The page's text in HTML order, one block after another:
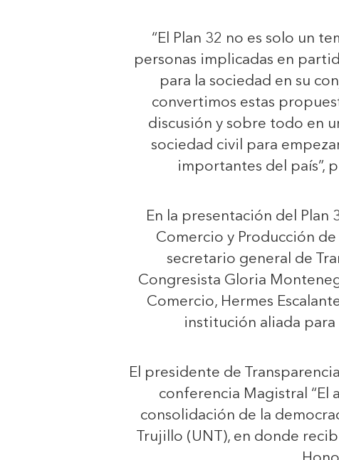
“El Plan 32 no es solo un
personas implicadas en
para la sociedad en su
convertimos estas
discusión y sobre todo en
sociedad civil para
importantes del país”,
En la presentación del Plan
Comercio y Producción
secretario general de
Congresista Gloria
Comercio, Hermes
institución aliada
El presidente de
conferencia Magistral “El
consolidación de la
Trujillo (UNT), en donde